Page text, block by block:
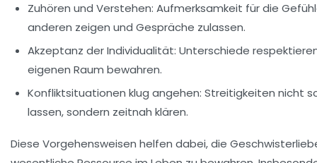
Zuhören und Verstehen: Aufmerksamkeit für die
anderen zeigen und Gespräche zulassen.
Akzeptanz der Individualität: Unterschiede
eigenen Raum bewahren.
Konfliktsituationen klug angehen: Streitigkeiten nicht
lassen, sondern zeitnah klären.
Diese Vorgehensweisen helfen dabei, die